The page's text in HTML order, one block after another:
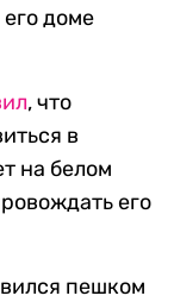
доме
, что
в
на белом
его
пешком